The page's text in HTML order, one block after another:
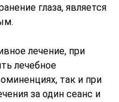
глаза, является
лечение, при
лечебное
так и при
за один сеанс и